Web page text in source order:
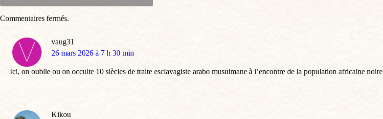
vaug31
dit
26 mars 2026 à 7 h 30 min
Ici, on oublie ou on occulte 10 siècles de traite esclavagiste arabo musulmane à l’encontre de la population africaine noire
Kikou
Commentaires fermés.